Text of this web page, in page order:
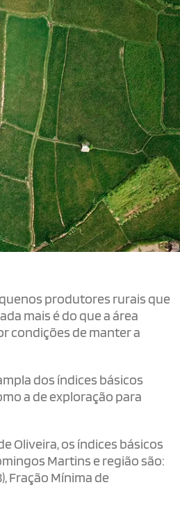
produtores rurais que
mais é do que a área
condições de manter a
dos índices básicos
a de exploração para
Oliveira, os índices básicos
Martins e região são:
Fração Mínima de